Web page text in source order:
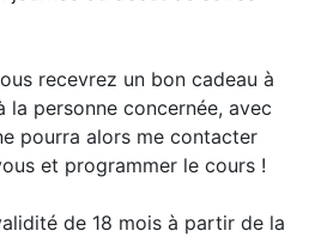
recevrez un bon cadeau à
personne concernée, avec
pourra alors me contacter
et programmer le cours !
de 18 mois à partir de la